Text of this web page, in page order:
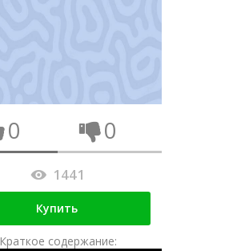
0 0
1441
Купить
Краткое содержание: